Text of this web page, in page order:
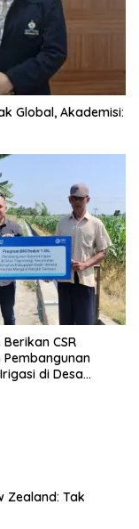
Global, Akademisi:
Berikan CSR
Pembangunan
di Desa
Zealand: Tak